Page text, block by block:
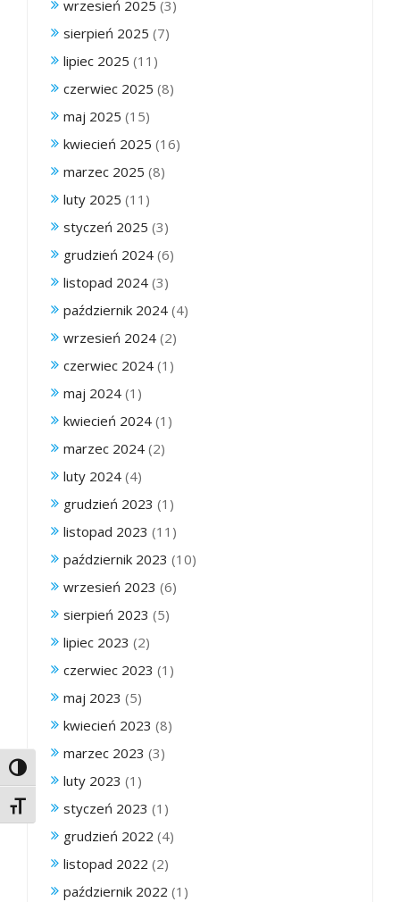
Toggle High Contrast
Toggle Font size
wrzesień 2025 (3)
sierpień 2025 (7)
lipiec 2025 (11)
czerwiec 2025 (8)
maj 2025 (15)
kwiecień 2025 (16)
marzec 2025 (8)
luty 2025 (11)
styczeń 2025 (3)
grudzień 2024 (6)
listopad 2024 (3)
październik 2024 (4)
wrzesień 2024 (2)
czerwiec 2024 (1)
maj 2024 (1)
kwiecień 2024 (1)
marzec 2024 (2)
luty 2024 (4)
grudzień 2023 (1)
listopad 2023 (11)
październik 2023 (10)
wrzesień 2023 (6)
sierpień 2023 (5)
lipiec 2023 (2)
czerwiec 2023 (1)
maj 2023 (5)
kwiecień 2023 (8)
marzec 2023 (3)
luty 2023 (1)
styczeń 2023 (1)
grudzień 2022 (4)
listopad 2022 (2)
październik 2022 (1)